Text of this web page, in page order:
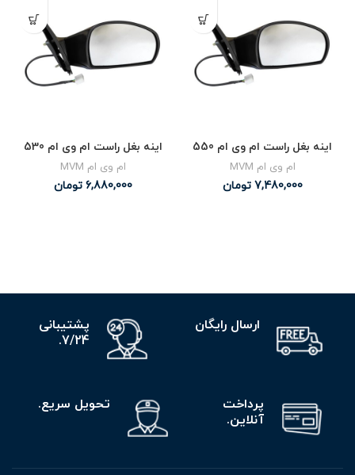
اینه بغل راست ام وی ام 550
ام وی ام MVM
7,480,000 تومان
اینه بغل راست ام وی ام 530
ام وی ام MVM
6,880,000 تومان
ارسال رایگان
پشتیبانی
7/24.
پرداخت
آنلاین.
تحویل سریع.